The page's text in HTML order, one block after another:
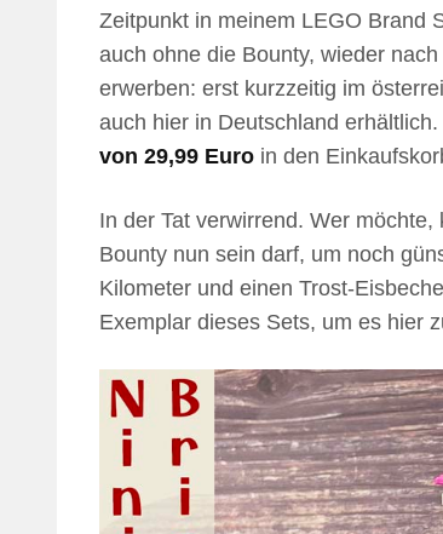
Zeitpunkt in meinem LEGO Brand
auch ohne die Bounty, wieder
erwerben: erst kurzzeitig im
auch hier in Deutschland
von 29,99 Euro in den
In der Tat verwirrend. Wer
Bounty nun sein darf, um noch
Kilometer und einen Trost-
Exemplar dieses Sets, um es hier